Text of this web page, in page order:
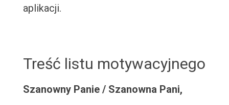
aplikacji.
Treść listu motywacyjnego
Szanowny Panie / Szanowna Pani,